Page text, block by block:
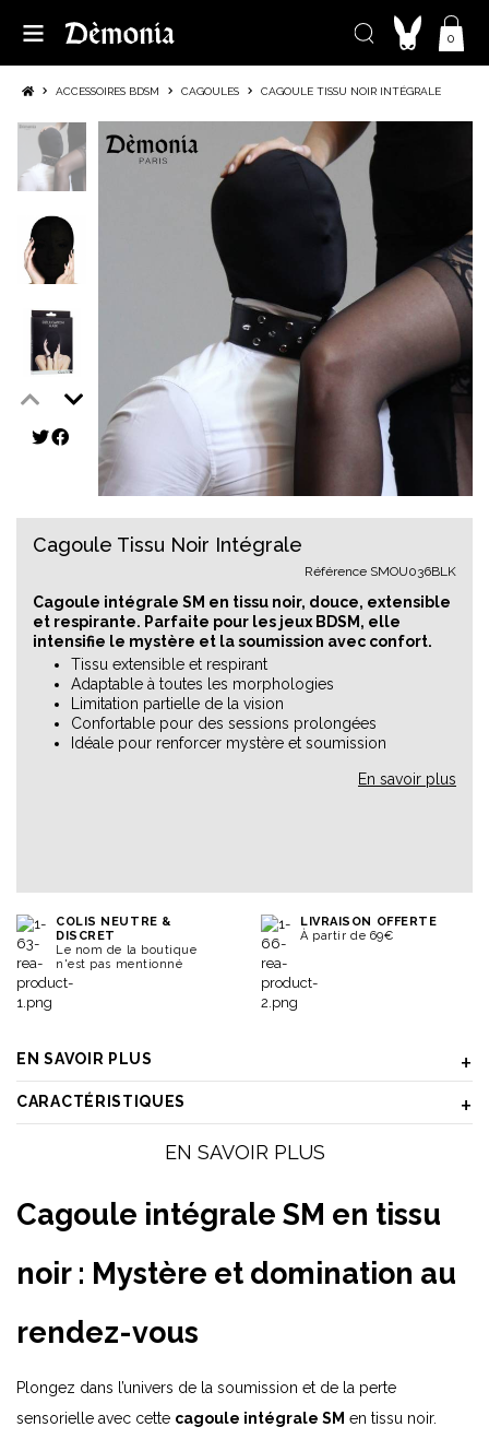
0
ACCESSOIRES BDSM CAGOULES CAGOULE TISSU NOIR INTÉGRALE
Cagoule Tissu Noir Intégrale
Référence SMOU036BLK
Cagoule intégrale SM en tissu noir, douce, extensible
et respirante. Parfaite pour les jeux BDSM, elle
intensifie le mystère et la soumission avec confort.
Tissu extensible et respirant
Adaptable à toutes les morphologies
Limitation partielle de la vision
Confortable pour des sessions prolongées
Idéale pour renforcer mystère et soumission
En savoir plus
COLIS NEUTRE &
DISCRET
Le nom de la boutique
n'est pas mentionné
LIVRAISON OFFERTE
À partir de 69€
EN SAVOIR PLUS
CARACTÉRISTIQUES
EN SAVOIR PLUS
Cagoule intégrale SM en tissu
noir : Mystère et domination au
rendez-vous
Plongez dans l’univers de la soumission et de la perte
sensorielle avec cette cagoule intégrale SM en tissu noir.